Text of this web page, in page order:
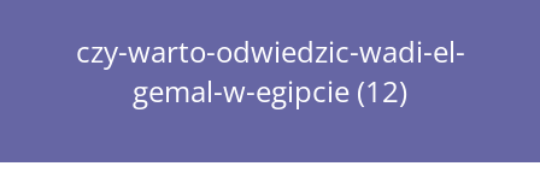
czy-warto-odwiedzic-wadi-el-
gemal-w-egipcie (12)